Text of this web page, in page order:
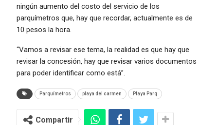
ningún aumento del costo del servicio de los
parquímetros que, hay que recordar, actualmente es de
10 pesos la hora.
“Vamos a revisar ese tema, la realidad es que hay que
revisar la concesión, hay que revisar varios documentos
para poder identificar como está”.
Parquímetros playa del carmen Playa Parq
Compartir